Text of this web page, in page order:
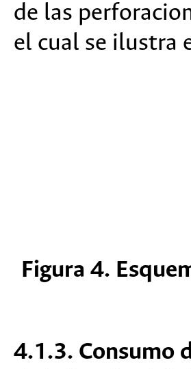
de las
el cual se ilustra
Figura 4.
4.1.3. Consumo